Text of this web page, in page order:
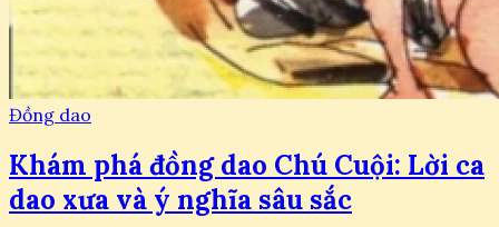
Đồng dao
Khám phá đồng dao Chú Cuội: Lời ca
dao xưa và ý nghĩa sâu sắc